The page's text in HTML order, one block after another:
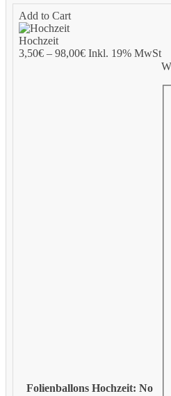
Add to Cart
Hochzeit
3,50€– 98,00€Inkl. 19% MwSt
Folienballons Hochzeit: No